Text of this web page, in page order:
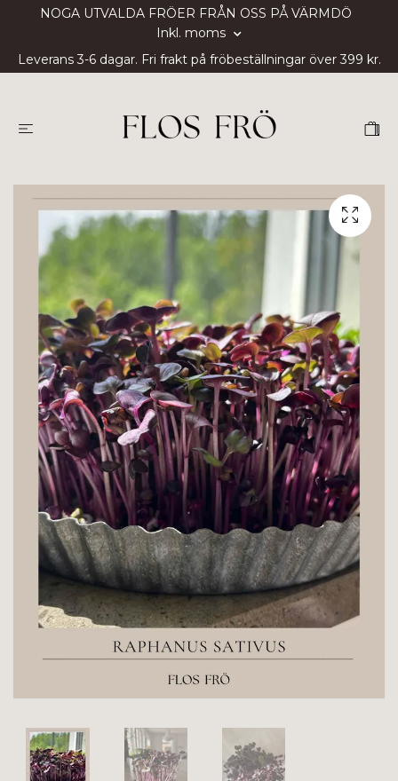
NOGA UTVALDA FRÖER FRÅN OSS PÅ VÄRMDÖ
Inkl. moms
Leverans 3-6 dagar. Fri frakt på fröbeställningar över 399 kr.